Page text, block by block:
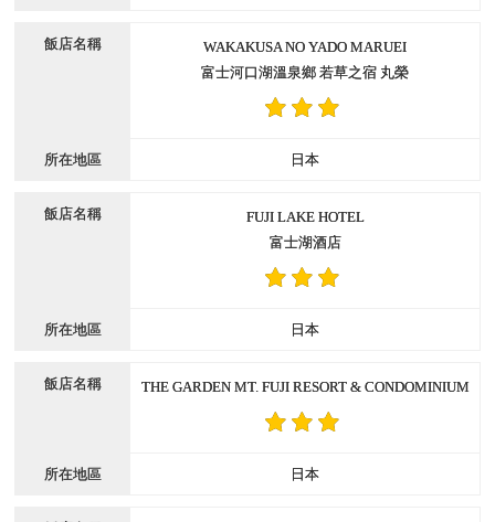
WAKAKUSA NO YADO MARUEI
富士河口湖溫泉鄉 若草之宿 丸榮
日本
FUJI LAKE HOTEL
富士湖酒店
日本
THE GARDEN MT. FUJI RESORT & CONDOMINIUM
日本